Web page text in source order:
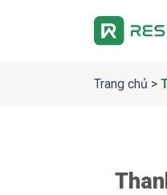
Trang chủ >